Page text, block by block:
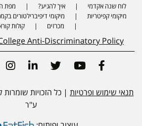
לוח שנה אקדמי איך להגיע?
מפת
מיקומי קפיטריות
מיקומי דיפיברילטורים
מכרזים
קולות
Anti-Discriminatory Policy
תנאי שימוש ופרטיות | כל הזכויות
ע"ר
Facebook
Youtube
Twitter
Linkedin